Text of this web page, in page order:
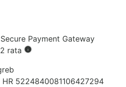
rata
HR 5224840081106427294